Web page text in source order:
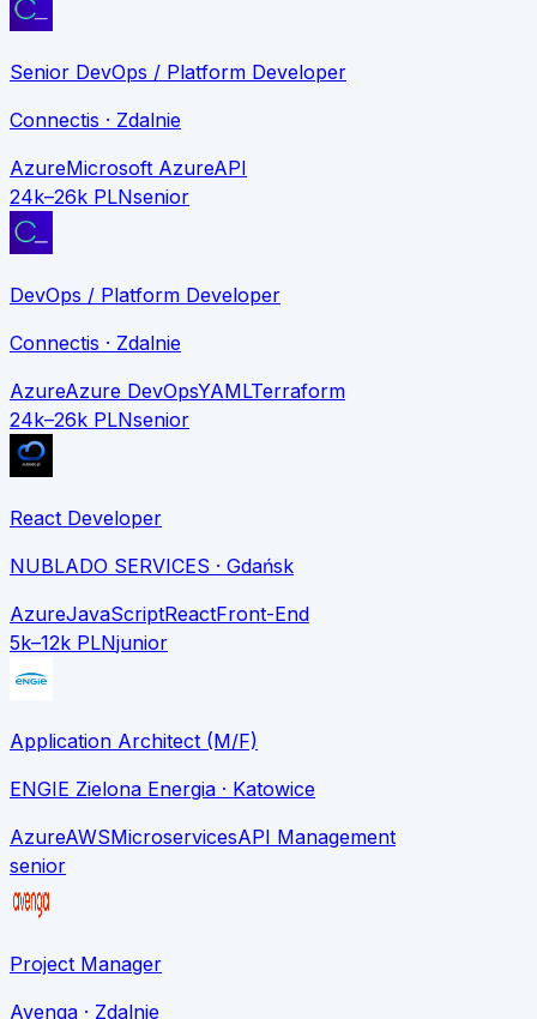
Senior DevOps / Platform Developer
Connectis · Zdalnie
AzureMicrosoft AzureAPI
24k–26k PLNsenior
DevOps / Platform Developer
Connectis · Zdalnie
AzureAzure DevOpsYAMLTerraform
24k–26k PLNsenior
React Developer
NUBLADO SERVICES · Gdańsk
AzureJavaScriptReactFront-End
5k–12k PLNjunior
Application Architect (M/F)
ENGIE Zielona Energia · Katowice
AzureAWSMicroservicesAPI Management
senior
Project Manager
Avenga · Zdalnie